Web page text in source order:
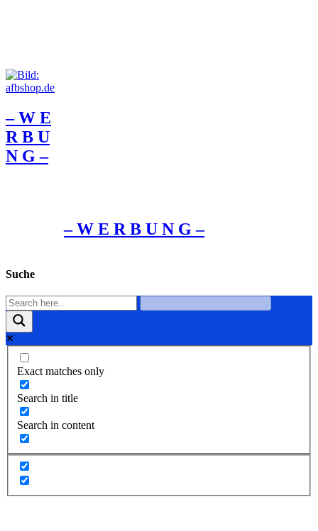
– W Ε
R Β U
Ν G –
– W Ε R Β U Ν G –
Suche
Exact matches only
Search in title
Search in content